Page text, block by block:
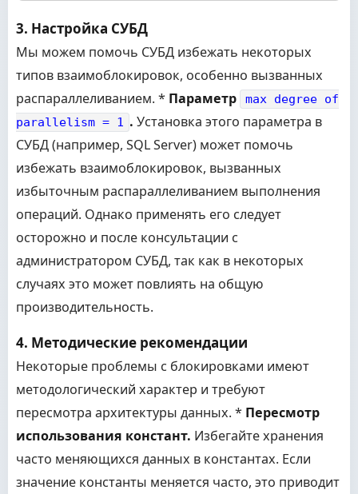
3. Настройка СУБД
Мы можем помочь СУБД избежать некоторых
типов взаимоблокировок, особенно вызванных
распараллеливанием. * Параметр
max degree of
parallelism = 1 . Установка этого параметра в
СУБД (например, SQL Server) может помочь
избежать взаимоблокировок, вызванных
избыточным распараллеливанием выполнения
операций. Однако применять его следует
осторожно и после консультации с
администратором СУБД, так как в некоторых
случаях это может повлиять на общую
производительность.
4. Методические рекомендации
Некоторые проблемы с блокировками имеют
методологический характер и требуют
пересмотра архитектуры данных. * Пересмотр
использования констант. Избегайте хранения
часто меняющихся данных в константах. Если
значение константы меняется часто, это приводит